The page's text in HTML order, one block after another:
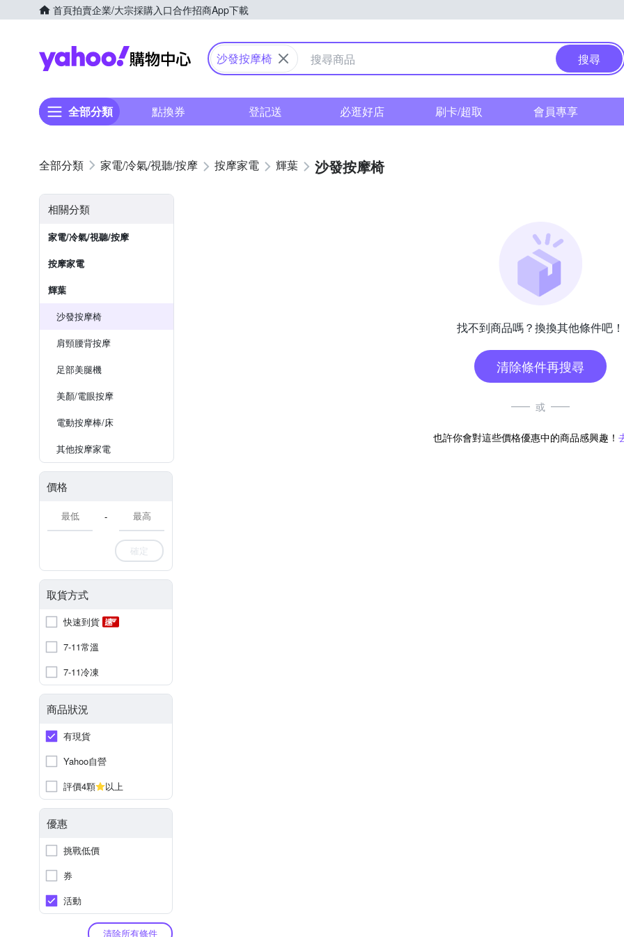
首頁拍賣企業/大宗採購入口合作招商App下載
Yahoo購物中心
沙發按摩椅 搜尋
全部分類 點換券 登記送 必逛好店 刷卡/超取 會員專享
家電/冷氣/視聽/按摩 按摩家電 輝葉 沙發按摩椅
相關分類
家電/冷氣/視聽/按摩
按摩家電
輝葉
沙發按摩椅
肩頸腰背按摩
足部美腿機
美顏/電眼按摩
電動按摩棒/床
其他按摩家電
價格
-
確定
取貨方式
快速到貨
7-11常溫
7-11冷凍
商品狀況
有現貨
Yahoo自營
評價4顆
以上
優惠
挑戰低價
券
活動
清除所有條件
找不到商品嗎？換換其他條件吧！
清除條件再搜尋
或
也許你會對這些價格優惠中的商品感興趣！